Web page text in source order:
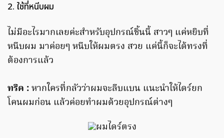
2. ใช้ที่หนีบผม
ไม่มีอะไรมากเลยค่ะสำหรับอุปกรณ์ชิ้นนี้ สาวๆ แค่หยิบที่
หนีบผม มาค่อยๆ หนีบให้ผมตรง สวย แค่นี้ก็จะได้ทรงที่
ต้องการแล้ว
ทริค :หากใครที่กลัวว่าผมจะลีบแบน แนะนำให้ไดร์ยก
โคนผมก่อน แล้วค่อยทำผมด้วยอุปกรณ์ต่างๆ